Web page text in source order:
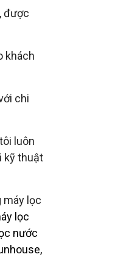
được
khách
chi
luôn
kỹ thuật
máy lọc
lọc
nước